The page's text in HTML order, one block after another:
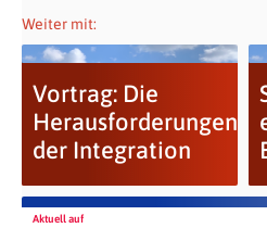
Weiter mit:
Vortrag: Die
Herausforderungen
der Integration
Aktuell auf